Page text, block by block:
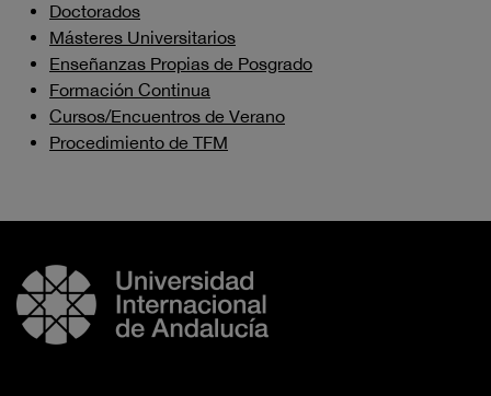
Doctorados
Másteres Universitarios
Enseñanzas Propias de Posgrado
Formación Continua
Cursos/Encuentros de Verano
Procedimiento de TFM